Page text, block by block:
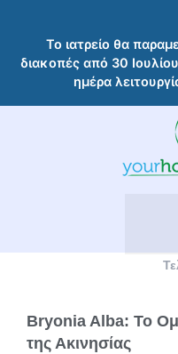
Το ιατρείο θα
διακοπές από 30
ημέρα
περιεχόμενο
Bryonia Alba: Το
της Ακινησίας